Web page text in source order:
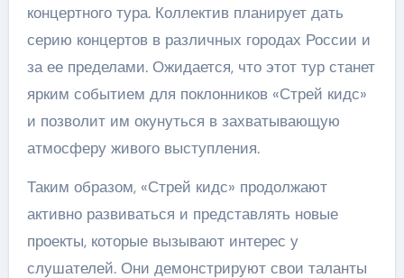
концертного тура. Коллектив планирует дать
серию концертов в различных городах России и
за ее пределами. Ожидается, что этот тур станет
ярким событием для поклонников «Стрей кидс»
и позволит им окунуться в захватывающую
атмосферу живого выступления.
Таким образом, «Стрей кидс» продолжают
активно развиваться и представлять новые
проекты, которые вызывают интерес у
слушателей. Они демонстрируют свои таланты